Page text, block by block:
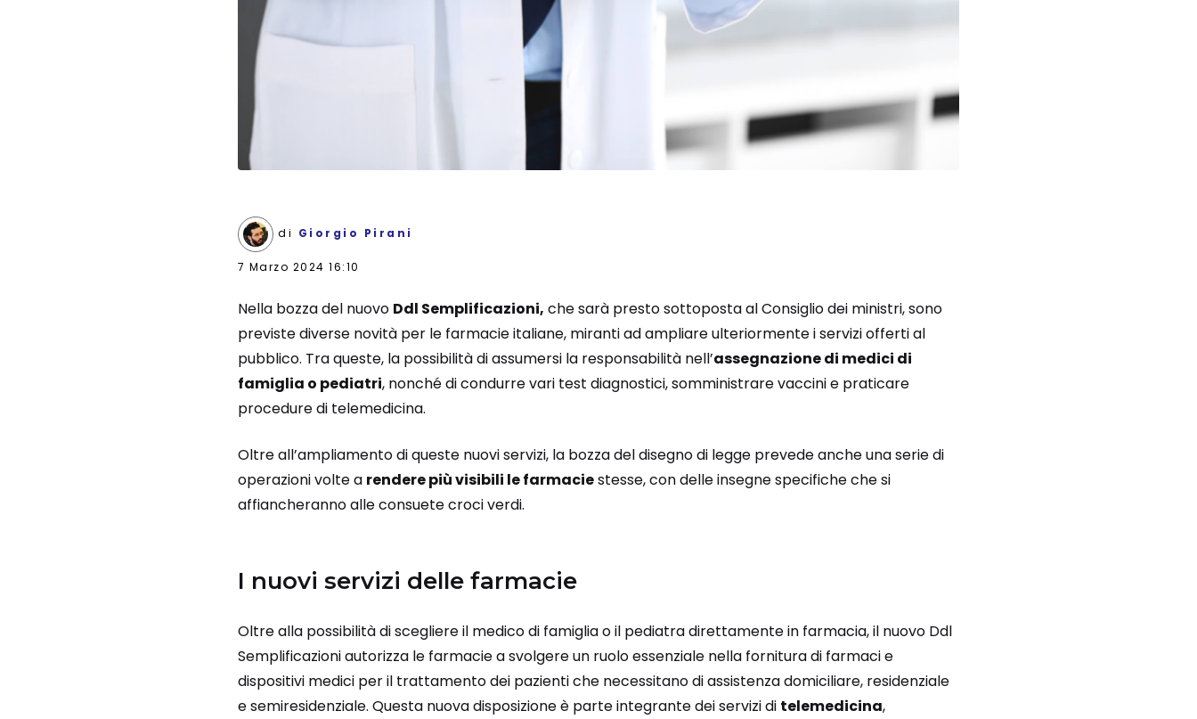
di Giorgio Pirani
7 Marzo 2024 16:10
Nella bozza del nuovo Ddl Semplificazioni, che sarà presto sottoposta al Consiglio dei ministri, sono
previste diverse novità per le farmacie italiane, miranti ad ampliare ulteriormente i servizi offerti al
pubblico. Tra queste, la possibilità di assumersi la responsabilità nell’assegnazione di medici di
famiglia o pediatri, nonché di condurre vari test diagnostici, somministrare vaccini e praticare
procedure di telemedicina.
Oltre all’ampliamento di queste nuovi servizi, la bozza del disegno di legge prevede anche una serie di
operazioni volte a rendere più visibili le farmaciestesse, con delle insegne specifiche che si
affiancheranno alle consuete croci verdi.
I nuovi servizi delle farmacie
Oltre alla possibilità di scegliere il medico di famiglia o il pediatra direttamente in farmacia, il nuovo Ddl
Semplificazioni autorizza le farmacie a svolgere un ruolo essenziale nella fornitura di farmaci e
dispositivi medici per il trattamento dei pazienti che necessitano di assistenza domiciliare, residenziale
e semiresidenziale. Questa nuova disposizione è parte integrante dei servizi di telemedicina,